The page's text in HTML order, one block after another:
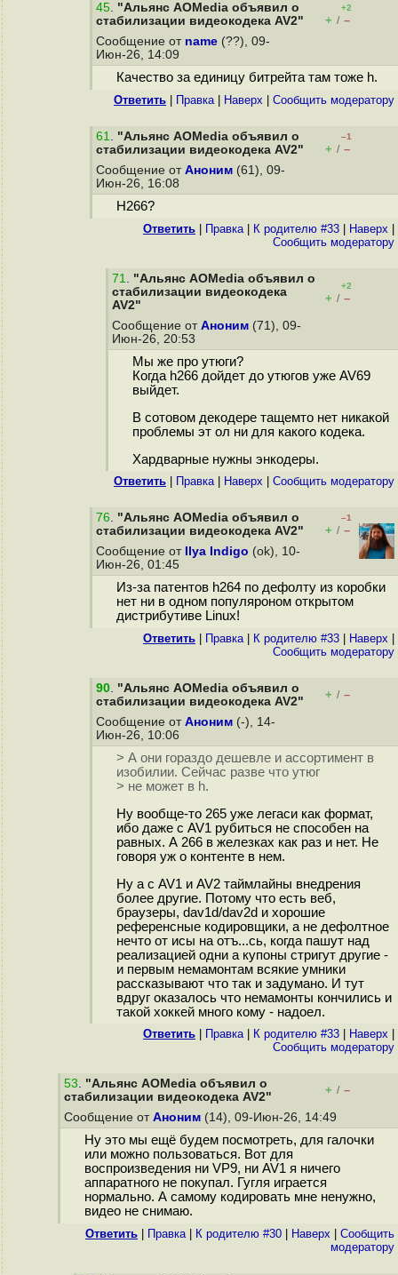
45. "Альянс AOMedia объявил о
стабилизации видеокодека AV2"
+2
+ / –
Сообщение от name (??), 09-
Июн-26, 14:09
Качество за единицу битрейта там тоже h.
Ответить Правка| Наверх Cообщить модератору
61. "Альянс AOMedia объявил о
стабилизации видеокодека AV2"
–1
+ / –
Сообщение от Аноним (61), 09-
Июн-26, 16:08
H266?
Ответить Правка| К родителю #33 Наверх
Cообщить модератору
71. "Альянс AOMedia объявил о
стабилизации видеокодека
AV2"
+2
+ / –
Сообщение от Аноним (71), 09-
Июн-26, 20:53
Мы же про утюги?
Когда h266 дойдет до утюгов уже AV69
выйдет.
В сотовом декодере тащемто нет никакой
проблемы эт ол ни для какого кодека.
Хардварные нужны энкодеры.
Ответить Правка| Наверх Cообщить модератору
76. "Альянс AOMedia объявил о
стабилизации видеокодека AV2"
–1
+ / –
Сообщение от
Ilya Indigo (ok), 10-
Июн-26, 01:45
Из-за патентов h264 по дефолту из коробки
нет ни в одном популяроном открытом
дистрибутиве Linux!
Ответить Правка| К родителю #33 Наверх
Cообщить модератору
90. "Альянс AOMedia объявил о
стабилизации видеокодека AV2"
+ / –
Сообщение от Аноним (-), 14-
Июн-26, 10:06
> А они гораздо дешевле и ассортимент в
изобилии. Сейчас разве что утюг
> не может в h.
Ну вообще-то 265 уже легаси как формат,
ибо даже с AV1 рубиться не способен на
равных. А 266 в железках как раз и нет. Не
говоря уж о контенте в нем.
Ну а с AV1 и AV2 таймлайны внедрения
более другие. Потому что есть веб,
браузеры, dav1d/dav2d и хорошие
референсные кодировщики, а не дефолтное
нечто от исы на отъ...сь, когда пашут над
реализацией одни а купоны стригут другие -
и первым немамонтам всякие умники
рассказывают что так и задумано. И тут
вдруг оказалось что немамонты кончились и
такой хоккей много кому - надоел.
Ответить Правка| К родителю #33 Наверх
Cообщить модератору
53. "Альянс AOMedia объявил о
стабилизации видеокодека AV2"
+ / –
Сообщение от Аноним (14), 09-Июн-26, 14:49
Ну это мы ещё будем посмотреть, для галочки
или можно пользоваться. Вот для
воспроизведения ни VP9, ни AV1 я ничего
аппаратного не покупал. Гугля играется
нормально. А самому кодировать мне ненужно,
видео не снимаю.
Ответить Правка| К родителю #30 Наверх
Cообщить
модератору